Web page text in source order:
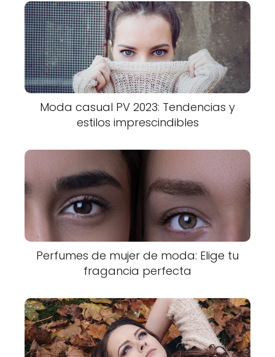
Moda casual PV 2023: Tendencias y
estilos imprescindibles
Perfumes de mujer de moda: Elige tu
fragancia perfecta